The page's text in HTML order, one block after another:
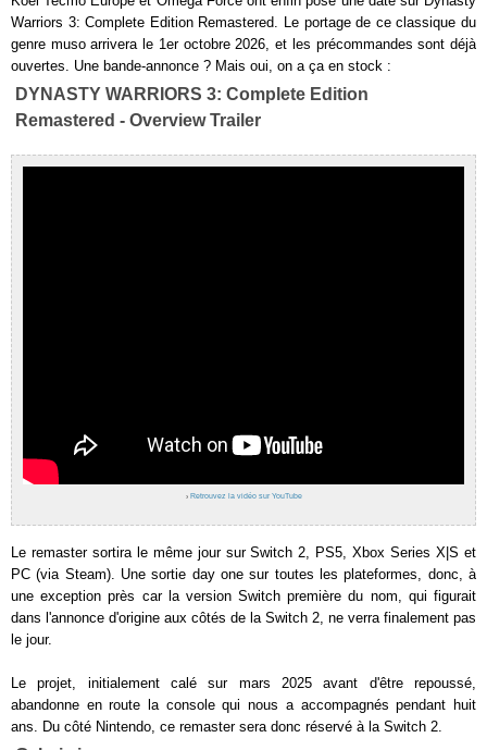
Warriors 3: Complete Edition Remastered. Le portage de ce classique du
genre muso arrivera le 1er octobre 2026, et les précommandes sont déjà
ouvertes. Une bande-annonce ? Mais oui, on a ça en stock :
DYNASTY WARRIORS 3: Complete Edition
Remastered - Overview Trailer
› Retrouvez la vidéo sur YouTube
Le remaster sortira le même jour sur Switch 2, PS5, Xbox Series X|S et
PC (via Steam). Une sortie day one sur toutes les plateformes, donc, à
une exception près car la version Switch première du nom, qui figurait
dans l'annonce d'origine aux côtés de la Switch 2, ne verra finalement pas
le jour.
Le projet, initialement calé sur mars 2025 avant d'être repoussé,
abandonne en route la console qui nous a accompagnés pendant huit
ans. Du côté Nintendo, ce remaster sera donc réservé à la Switch 2.